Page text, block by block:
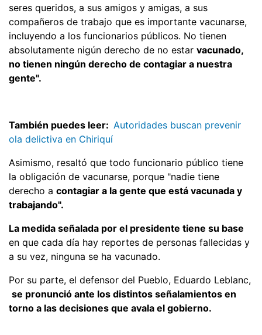
seres queridos, a sus amigos y amigas, a sus
compañeros de trabajo que es importante vacunarse,
incluyendo a los funcionarios públicos. No tienen
absolutamente nigún derecho de no estar vacunado,
no tienen ningún derecho de contagiar a nuestra
gente".
También puedes leer: Autoridades buscan prevenir
ola delictiva en Chiriquí
Asimismo, resaltó que todo funcionario público tiene
la obligación de vacunarse, porque "nadie tiene
derecho a contagiar a la gente que está vacunada y
trabajando".
La medida señalada por el presidente tiene su base
en que cada día hay reportes de personas fallecidas y
a su vez, ninguna se ha vacunado.
Por su parte, el defensor del Pueblo, Eduardo Leblanc,
se pronunció ante los distintos señalamientos en
torno a las decisiones que avala el gobierno.